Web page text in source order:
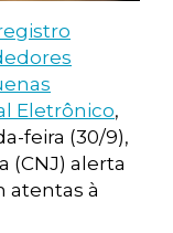
Eletrônico,
feira (30/9),
(CNJ) alerta
atentas à